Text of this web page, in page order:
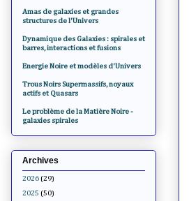
Amas de galaxies et grandes
structures de l'Univers
Dynamique des Galaxies : spirales et
barres, interactions et fusions
Energie Noire et modèles d'Univers
Trous Noirs Supermassifs, noyaux
actifs et Quasars
Le problème de la Matière Noire -
galaxies spirales
Archives
2026 (29)
2025 (50)